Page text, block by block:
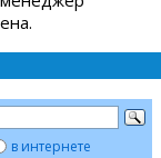
в интернете